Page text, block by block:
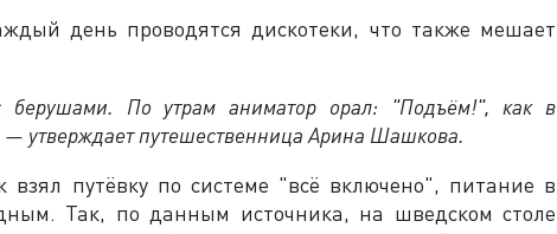
день проводятся дискотеки, что также мешает
берушами. По утрам аниматор орал: "Подъём!", как в
— утверждает путешественница Арина Шашкова.
взял путёвку по системе "всё включено", питание в
Так, по данным источника, на шведском столе